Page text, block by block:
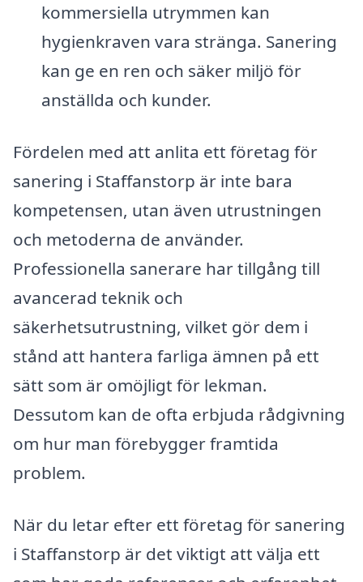
kommersiella utrymmen kan
hygienkraven vara stränga. Sanering
kan ge en ren och säker miljö för
anställda och kunder.
Fördelen med att anlita ett företag för
sanering i Staffanstorp är inte bara
kompetensen, utan även utrustningen
och metoderna de använder.
Professionella sanerare har tillgång till
avancerad teknik och
säkerhetsutrustning, vilket gör dem i
stånd att hantera farliga ämnen på ett
sätt som är omöjligt för lekman.
Dessutom kan de ofta erbjuda rådgivning
om hur man förebygger framtida
problem.
När du letar efter ett företag för sanering
i Staffanstorp är det viktigt att välja ett